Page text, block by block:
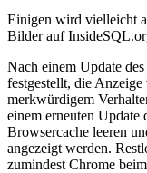
Einigen wird vielleicht
Bilder auf
Nach einem Update
festgestellt, die
merkwürdigem
einem erneuten Update
Browsercache leeren
angezeigt werden.
zumindest Chrome